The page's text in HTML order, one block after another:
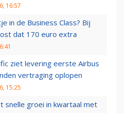
16:57
in de Business Class? Bij
dat 170 euro extra
ziet levering eerste Airbus
vertraging oplopen
15:25
snelle groei in kwartaal met